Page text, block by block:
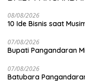
08/08/2026
10 Ide Bisnis saat
07/08/2026
Bupati Pangandaran
07/08/2026
Batubara